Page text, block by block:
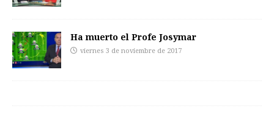
Ha muerto el Profe Josymar
viernes 3 de noviembre de 2017